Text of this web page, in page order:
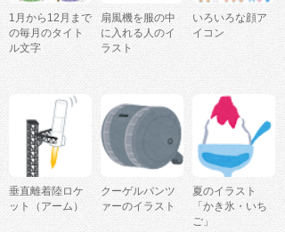
1月から12月まで
の毎月のタイト
ル文字
扇風機を服の中
に入れる人のイ
ラスト
いろいろな顔ア
イコン
垂直離着陸ロケ
ット（アーム）
クーゲルパンツ
ァーのイラスト
夏のイラスト
「かき氷・いち
ご」